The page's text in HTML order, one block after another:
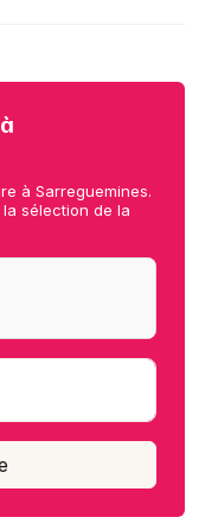
à Sarreguemines.
sélection de la